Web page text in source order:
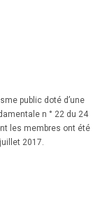
public doté d’une
n ° 22 du 24
les membres ont été
2017.